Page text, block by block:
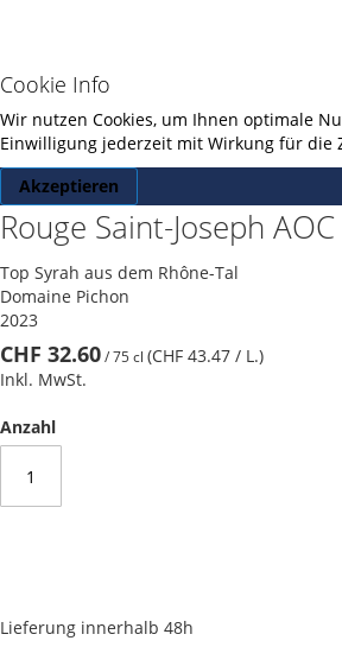
Cookie Info
Wir nutzen Cookies, um Ihnen optimale
Einwilligung jederzeit mit Wirkung für die
Akzeptieren
Rouge Saint-Joseph AOC
Top Syrah aus dem Rhône-Tal
Domaine Pichon
2023
CHF 32.60/75 cl (CHF 43.47 / L.)
Inkl. MwSt.
Anzahl
Lieferung innerhalb 48h